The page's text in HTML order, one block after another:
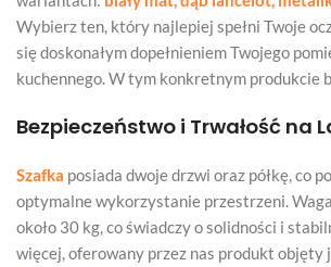
Wybierz ten, który najlepiej spełni Twoje
się doskonałym dopełnieniem Twojego
kuchennego. W tym konkretnym produkcie
Bezpieczeństwo i Trwałość na
Szafka posiada dwoje drzwi oraz półkę, co
optymalne wykorzystanie przestrzeni.
około 30 kg, co świadczy o solidności i
więcej, oferowany przez nas produkt objęty